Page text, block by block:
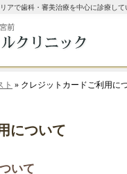
について
アで歯科・審美治療を中心に診療して
ト » クレジットカードご利用に
いて